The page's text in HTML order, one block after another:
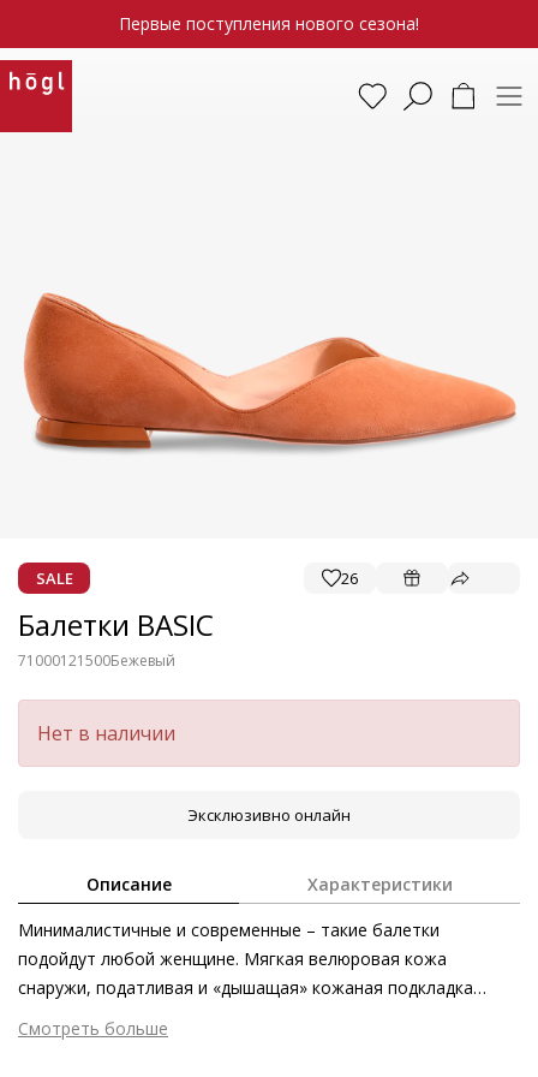
Первые поступления нового сезона!
SALE 26
Балетки BASIC
71000121500Бежевый
Нет в наличии
Эксклюзивно онлайн
Описание Характеристики
Минималистичные и современные – такие балетки
подойдут любой женщине. Мягкая велюровая кожа
снаружи, податливая и «дышащая» кожаная подкладка
внутри – эта модель отличается безупречным качеством и
превосходным комфортом. Лучше всего такая пара
Смотреть больше